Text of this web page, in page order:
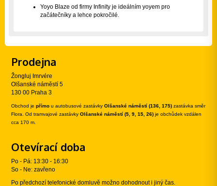
Yoyo Blaze od firmy Infinity je ideálním yoyem pro
začátečníky a lehce pokročilé.
Prodejna
Žongluj Imrvére
Olšanské náměstí 5
130 00 Praha 3
Obchod je přímo u autobusové zastávky Olšanské náměstí (136, 175) zastávka směr
Flora. Od tramvajové zastávky Olšanské náměstí (5, 9, 15, 26) je obchůdek vzdálen
cca 170 m.
Otevírací doba
Po - Pá: 13:30 - 16:30
So - Ne: zavřeno
Po předchozí telefonické domluvě možno dohodnout i jiný čas.